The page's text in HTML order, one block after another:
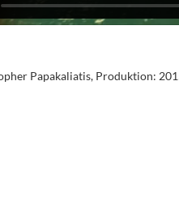
Papakaliatis, Produktion: